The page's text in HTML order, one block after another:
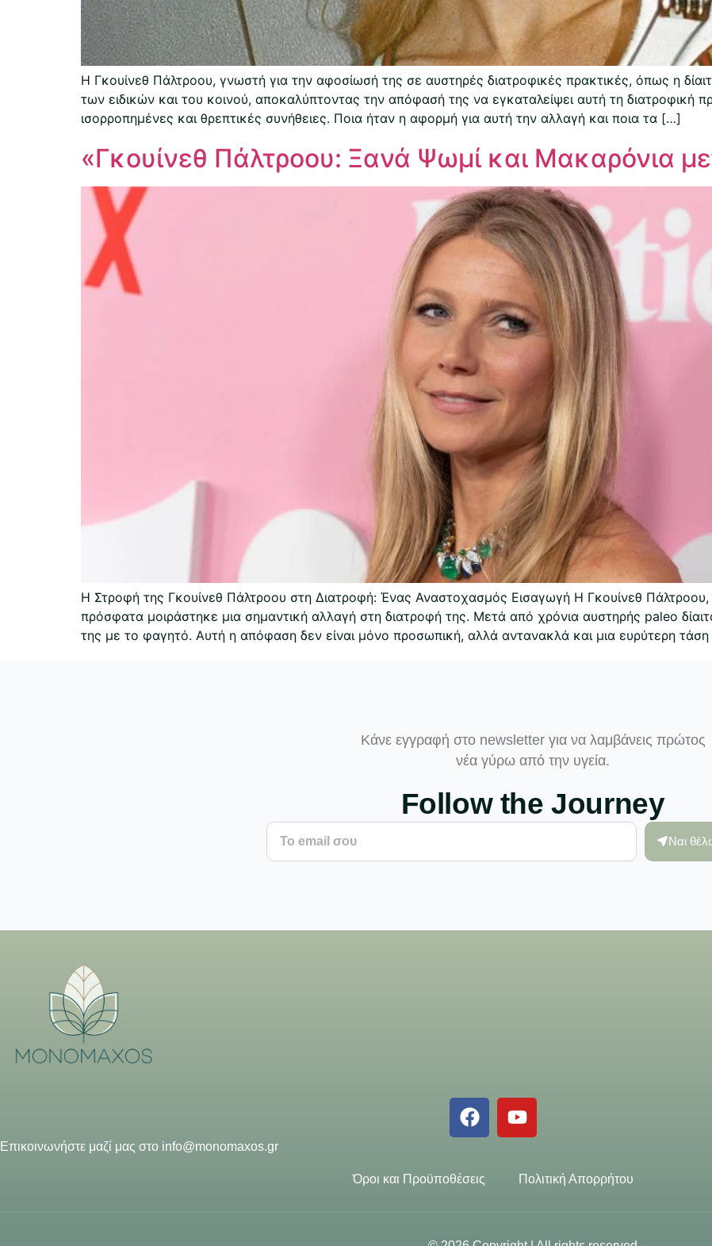
Η Γκουίνεθ Πάλτροου, γνωστή για την αφοσίωσή της σε αυστηρές διατροφικές πρακτικές, όπως η
των ειδικών και του κοινού, αποκαλύπτοντας την απόφασή της να εγκαταλείψει αυτή τη διατροφική
ισορροπημένες και θρεπτικές συνήθειες. Ποια ήταν η αφορμή για αυτή την αλλαγή και ποια τα […]
«Γκουίνεθ Πάλτροου: Ξανά Ψωμί και Μακαρόνια
Η Στροφή της Γκουίνεθ Πάλτροου στη Διατροφή: Ένας Αναστοχασμός Εισαγωγή Η Γκουίνεθ Πάλτροου,
πρόσφατα μοιράστηκε μια σημαντική αλλαγή στη διατροφή της. Μετά από χρόνια αυστηρής paleo
της με το φαγητό. Αυτή η απόφαση δεν είναι μόνο προσωπική, αλλά αντανακλά και μια ευρύτερη
Κάνε εγγραφή στο newsletter για να λαμβάνεις πρώτος
νέα γύρω από την υγεία.
Follow the Journey
Ναι
Επικοινωνήστε μαζί μας στο info@monomaxos.gr
Όροι και Προϋποθέσεις Πολιτική Απορρήτου